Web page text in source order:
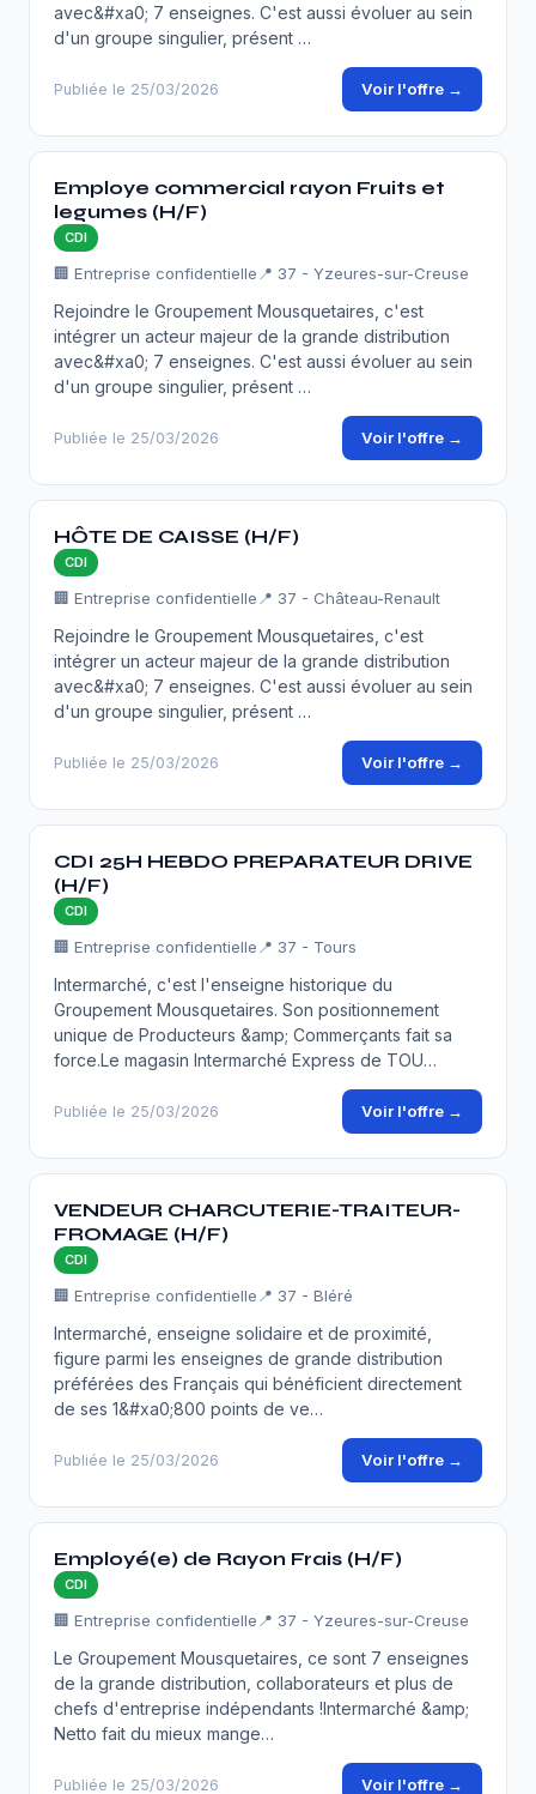
avec&#xa0; 7 enseignes. C'est aussi évoluer au sein
d'un groupe singulier, présent …
Publiée le 25/03/2026 Voir l'offre →
Employe commercial rayon Fruits et
legumes (H/F)
CDI
🏢 Entreprise confidentielle 📍 37 - Yzeures-sur-Creuse
Rejoindre le Groupement Mousquetaires, c'est
intégrer un acteur majeur de la grande distribution
avec&#xa0; 7 enseignes. C'est aussi évoluer au sein
d'un groupe singulier, présent …
Publiée le 25/03/2026 Voir l'offre →
HÔTE DE CAISSE (H/F)
CDI
🏢 Entreprise confidentielle 📍 37 - Château-Renault
Rejoindre le Groupement Mousquetaires, c'est
intégrer un acteur majeur de la grande distribution
avec&#xa0; 7 enseignes. C'est aussi évoluer au sein
d'un groupe singulier, présent …
Publiée le 25/03/2026 Voir l'offre →
CDI 25H HEBDO PREPARATEUR DRIVE
(H/F)
CDI
🏢 Entreprise confidentielle 📍 37 - Tours
Intermarché, c'est l'enseigne historique du
Groupement Mousquetaires. Son positionnement
unique de Producteurs &amp; Commerçants fait sa
force.Le magasin Intermarché Express de TOU…
Publiée le 25/03/2026 Voir l'offre →
VENDEUR CHARCUTERIE-TRAITEUR-
FROMAGE (H/F)
CDI
🏢 Entreprise confidentielle 📍 37 - Bléré
Intermarché, enseigne solidaire et de proximité,
figure parmi les enseignes de grande distribution
préférées des Français qui bénéficient directement
de ses 1&#xa0;800 points de ve…
Publiée le 25/03/2026 Voir l'offre →
Employé(e) de Rayon Frais (H/F)
CDI
🏢 Entreprise confidentielle 📍 37 - Yzeures-sur-Creuse
Le Groupement Mousquetaires, ce sont 7 enseignes
de la grande distribution, collaborateurs et plus de
chefs d'entreprise indépendants !Intermarché &amp;
Netto fait du mieux mange…
Publiée le 25/03/2026 Voir l'offre →